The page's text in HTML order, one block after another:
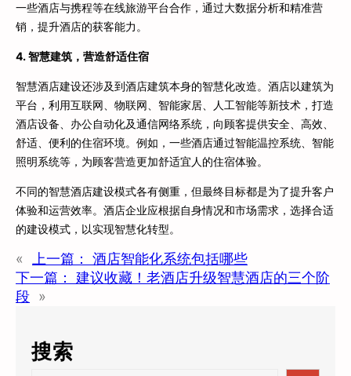
一些酒店与携程等在线旅游平台合作，通过大数据分析和精准营
销，提升酒店的获客能力。
4. 智慧建筑，营造舒适住宿
智慧酒店建设还涉及到酒店建筑本身的智慧化改造。酒店以建筑为
平台，利用互联网、物联网、智能家居、人工智能等新技术，打造
酒店设备、办公自动化及通信网络系统，向顾客提供安全、高效、
舒适、便利的住宿环境。例如，一些酒店通过智能温控系统、智能
照明系统等，为顾客营造更加舒适宜人的住宿体验。
不同的智慧酒店建设模式各有侧重，但最终目标都是为了提升客户
体验和运营效率。酒店企业应根据自身情况和市场需求，选择合适
的建设模式，以实现智慧化转型。
« 上一篇：
酒店智能化系统包括哪些
下一篇：
建议收藏！老酒店升级智慧酒店的三个阶
段 »
搜索